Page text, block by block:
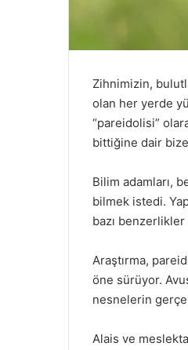
Zihnimizin,
olan her yerde
“pareidolisi”
bittiğine dair
Bilim adamları,
bilmek istedi.
bazı benzerlikler
Araştırma,
öne sürüyor.
nesnelerin
Alais ve